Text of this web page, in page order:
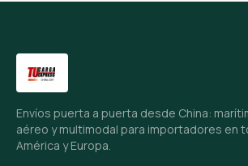
Envíos puerta a puerta desde China:
aéreo y multimodal para importadores en
América y Europa.